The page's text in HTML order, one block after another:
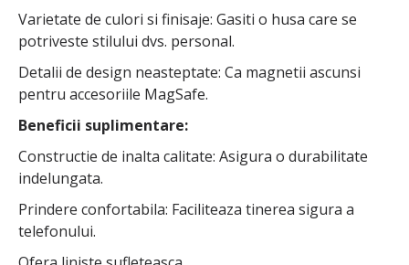
Varietate de culori si finisaje: Gasiti o husa care se
potriveste stilului dvs. personal.
Detalii de design neasteptate: Ca magnetii ascunsi
pentru accesoriile MagSafe.
Beneficii suplimentare:
Constructie de inalta calitate: Asigura o durabilitate
indelungata.
Prindere confortabila: Faciliteaza tinerea sigura a
telefonului.